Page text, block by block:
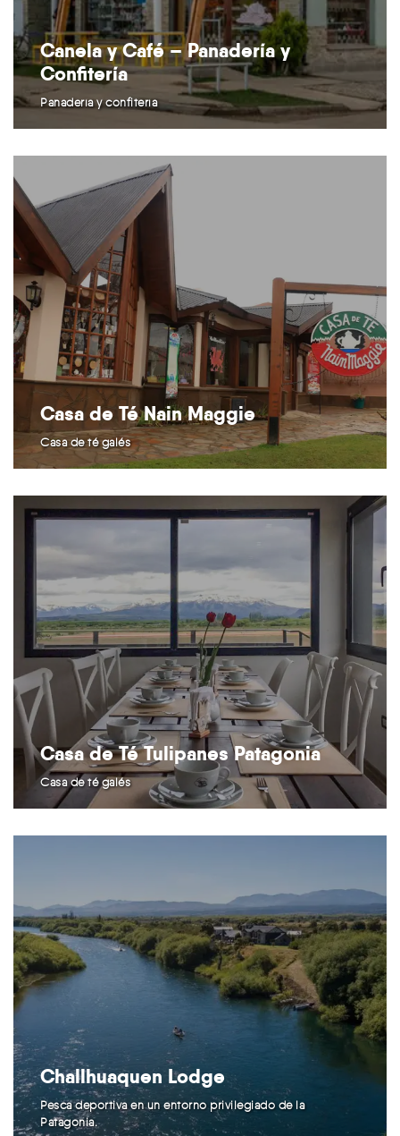
Canela y Café – Panadería y
Confitería
Panadería y confitería
Casa de Té Nain Maggie
Casa de té galés
Casa de Té Tulipanes Patagonia
Casa de té galés
Challhuaquen Lodge
Pesca deportiva en un entorno privilegiado de la
Patagonia.